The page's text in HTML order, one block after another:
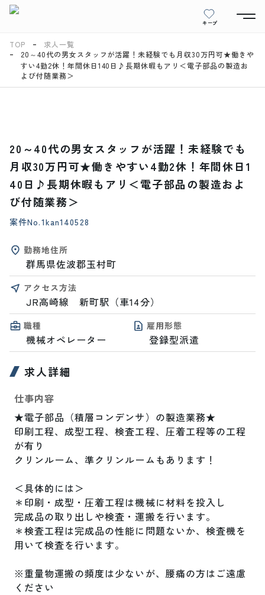
キープ
TOP
求人一覧
20～40代の男女スタッフが活躍！未経験でも月収30万円可★働きや
すい4勤2休！年間休日140日♪長期休暇もアリ＜電子部品の製造お
よび付随業務＞
20～40代の男女スタッフが活躍！未経験でも
月収30万円可★働きやすい4勤2休！年間休日1
40日♪長期休暇もアリ＜電子部品の製造およ
び付随業務＞
案件No.1kan140528
勤務地住所
群馬県佐波郡玉村町
アクセス方法
JR高崎線　新町駅（車14分）
職種
機械オペレーター
雇用形態
登録型派遣
求人詳細
仕事内容
★電子部品（積層コンデンサ）の製造業務★
印刷工程、成型工程、検査工程、圧着工程等の工程
が有り
クリンルーム、準クリンルームもあります！
＜具体的には＞
＊印刷・成型・圧着工程は機械に材料を投入し
完成品の取り出しや検査・運搬を行います。
＊検査工程は完成品の性能に問題ないか、検査機を
用いて検査を行います。
※重量物運搬の頻度は少ないが、腰痛の方はご遠慮
ください